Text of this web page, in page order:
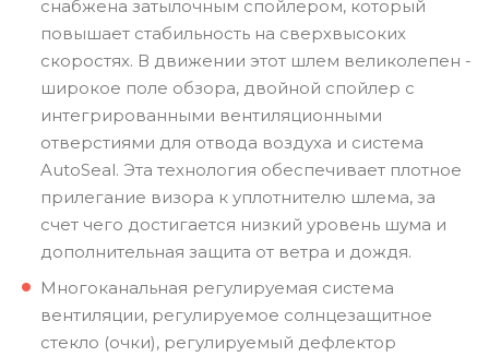
снабжена затылочным спойлером, который
повышает стабильность на сверхвысоких
скоростях. В движении этот шлем великолепен -
широкое поле обзора, двойной спойлер с
интегрированными вентиляционными
отверстиями для отвода воздуха и система
AutoSeal. Эта технология обеспечивает плотное
прилегание визора к уплотнителю шлема, за
счет чего достигается низкий уровень шума и
дополнительная защита от ветра и дождя.
Многоканальная регулируемая система
вентиляции, регулируемое солнцезащитное
стекло (очки), регулируемый дефлектор